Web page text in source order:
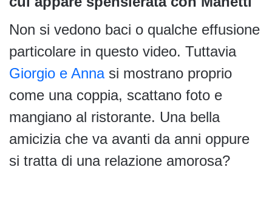
Non si vedono baci o qualche effusione
particolare in questo video. Tuttavia
Giorgio e Annasi mostrano proprio
come una coppia, scattano foto e
mangiano al ristorante. Una bella
amicizia che va avanti da anni oppure
si tratta di una relazione amorosa?